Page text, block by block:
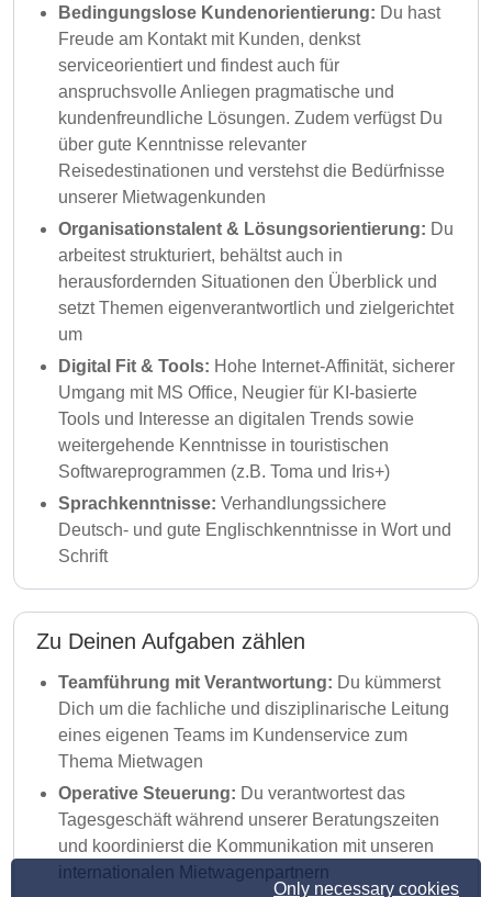
Only necessary cookies
Bedingungslose Kundenorientierung: Du hast
Freude am Kontakt mit Kunden, denkst
serviceorientiert und findest auch für
anspruchsvolle Anliegen pragmatische und
kundenfreundliche Lösungen. Zudem verfügst Du
über gute Kenntnisse relevanter
Reisedestinationen und verstehst die Bedürfnisse
unserer Mietwagenkunden
Organisationstalent & Lösungsorientierung: Du
arbeitest strukturiert, behältst auch in
herausfordernden Situationen den Überblick und
setzt Themen eigenverantwortlich und zielgerichtet
um
Digital Fit & Tools: Hohe Internet-Affinität, sicherer
Umgang mit MS Office, Neugier für KI-basierte
Tools und Interesse an digitalen Trends sowie
weitergehende Kenntnisse in touristischen
Softwareprogrammen (z.B. Toma und Iris+)
Sprachkenntnisse: Verhandlungssichere
Deutsch- und gute Englischkenntnisse in Wort und
Schrift
Zu Deinen Aufgaben zählen
Teamführung mit Verantwortung: Du kümmerst
Dich um die fachliche und disziplinarische Leitung
eines eigenen Teams im Kundenservice zum
Thema Mietwagen
Operative Steuerung: Du verantwortest das
Tagesgeschäft während unserer Beratungszeiten
und koordinierst die Kommunikation mit unseren
internationalen Mietwagenpartnern